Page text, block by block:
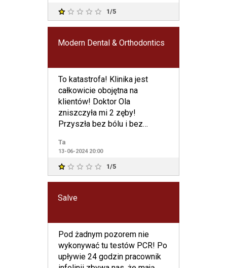
1/5
Modern Dental & Orthodontics
To katastrofa! Klinika jest
całkowicie obojętna na
klientów! Doktor Ola
zniszczyła mi 2 zęby!
Przyszła bez bólu i bez
znalazła „pro
Ta
13-06-2024 20:00
1/5
Salve
Pod żadnym pozorem nie
wykonywać tu testów PCR! Po
upływie 24 godzin pracownik